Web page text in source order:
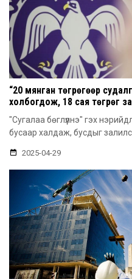
“20 мянган төгрөгөөр
холбогдож, 18 сая төгрөг
"Сугалаа бөглүүлнэ" гэх
бусаар халдаж, бусдыг
2025-04-29